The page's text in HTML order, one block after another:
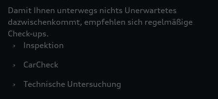
Damit Ihnen unterwegs nichts Unerwartetes
dazwischenkommt, empfehlen sich regelmäßige
Check-ups.
›
Inspektion
›
CarCheck
›
Technische Untersuchung